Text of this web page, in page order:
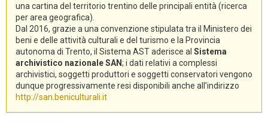
una cartina del territorio trentino delle principali entità (ricerca
per area geografica).
Dal 2016, grazie a una convenzione stipulata tra il Ministero dei
beni e delle attività culturali e del turismo e la Provincia
autonoma di Trento, il Sistema AST aderisce al Sistema
archivistico nazionale SAN; i dati relativi a complessi
archivistici, soggetti produttori e soggetti conservatori vengono
dunque progressivamente resi disponibili anche all’indirizzo
http://san.beniculturali.it